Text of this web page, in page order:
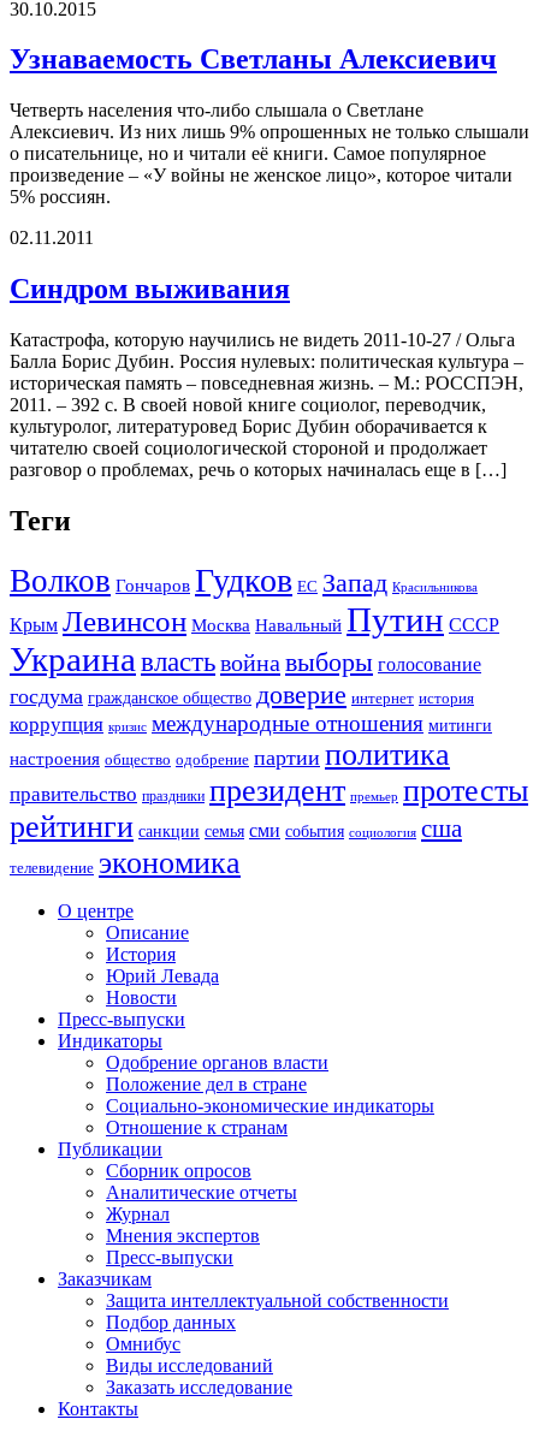
30.10.2015
Узнаваемость Светланы Алексиевич
Четверть населения что-либо слышала о Светлане
Алексиевич. Из них лишь 9% опрошенных не только слышали
о писательнице, но и читали её книги. Самое популярное
произведение – «У войны не женское лицо», которое читали
5% россиян.
02.11.2011
Синдром выживания
Катастрофа, которую научились не видеть 2011-10-27 / Ольга
Балла Борис Дубин. Россия нулевых: политическая культура –
историческая память – повседневная жизнь. – М.: РОССПЭН,
2011. – 392 с. В своей новой книге социолог, переводчик,
культуролог, литературовед Борис Дубин оборачивается к
читателю своей социологической стороной и продолжает
разговор о проблемах, речь о которых начиналась еще в […]
Теги
Волков Гончаров Гудков ЕС Запад Красильникова
Крым Левинсон Москва Навальный Путин СССР
Украина властьвойна выборы голосование
госдума гражданское общество доверие интернет история
коррупция кризис международные отношения митинги
настроения общество одобрение партии политика
правительство праздники президент премьер протесты
рейтинги санкции семья сми события социология сша
телевидение экономика
О центре
Описание
История
Юрий Левада
Новости
Пресс-выпуски
Индикаторы
Одобрение органов власти
Положение дел в стране
Социально-экономические индикаторы
Отношение к странам
Публикации
Сборник опросов
Аналитические отчеты
Журнал
Мнения экспертов
Пресс-выпуски
Заказчикам
Защита интеллектуальной собственности
Подбор данных
Омнибус
Виды исследований
Заказать исследование
Контакты